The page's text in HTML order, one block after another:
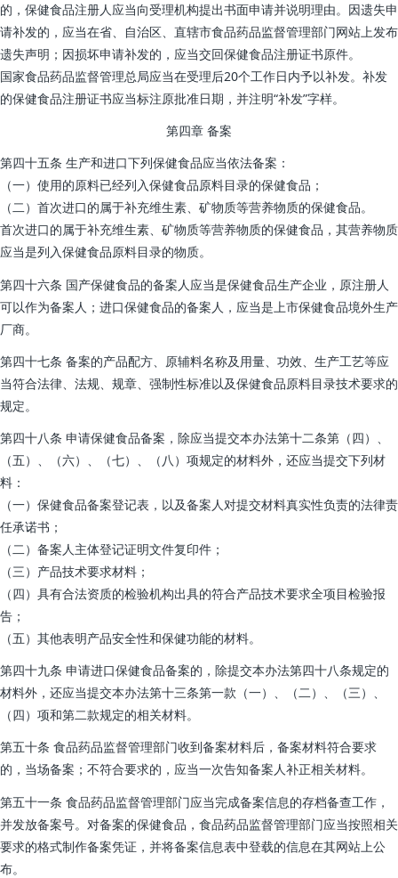
的，保健食品注册人应当向受理机构提出书面申请并说明理由。因遗失申
请补发的，应当在省、自治区、直辖市食品药品监督管理部门网站上发布
遗失声明；因损坏申请补发的，应当交回保健食品注册证书原件。
国家食品药品监督管理总局应当在受理后20个工作日内予以补发。补发
的保健食品注册证书应当标注原批准日期，并注明“补发”字样。
第四章 备案
第四十五条 生产和进口下列保健食品应当依法备案：
（一）使用的原料已经列入保健食品原料目录的保健食品；
（二）首次进口的属于补充维生素、矿物质等营养物质的保健食品。
首次进口的属于补充维生素、矿物质等营养物质的保健食品，其营养物质
应当是列入保健食品原料目录的物质。
第四十六条 国产保健食品的备案人应当是保健食品生产企业，原注册人
可以作为备案人；进口保健食品的备案人，应当是上市保健食品境外生产
厂商。
第四十七条 备案的产品配方、原辅料名称及用量、功效、生产工艺等应
当符合法律、法规、规章、强制性标准以及保健食品原料目录技术要求的
规定。
第四十八条 申请保健食品备案，除应当提交本办法第十二条第（四）、
（五）、（六）、（七）、（八）项规定的材料外，还应当提交下列材
料：
（一）保健食品备案登记表，以及备案人对提交材料真实性负责的法律责
任承诺书；
（二）备案人主体登记证明文件复印件；
（三）产品技术要求材料；
（四）具有合法资质的检验机构出具的符合产品技术要求全项目检验报
告；
（五）其他表明产品安全性和保健功能的材料。
第四十九条 申请进口保健食品备案的，除提交本办法第四十八条规定的
材料外，还应当提交本办法第十三条第一款（一）、（二）、（三）、
（四）项和第二款规定的相关材料。
第五十条 食品药品监督管理部门收到备案材料后，备案材料符合要求
的，当场备案；不符合要求的，应当一次告知备案人补正相关材料。
第五十一条 食品药品监督管理部门应当完成备案信息的存档备查工作，
并发放备案号。对备案的保健食品，食品药品监督管理部门应当按照相关
要求的格式制作备案凭证，并将备案信息表中登载的信息在其网站上公
布。